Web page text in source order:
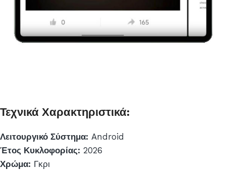
Τεχνικά Χαρακτηριστικά:
Λειτουργικό Σύστημα: Android
Έτος Κυκλοφορίας: 2026
Χρώμα: Γκρι